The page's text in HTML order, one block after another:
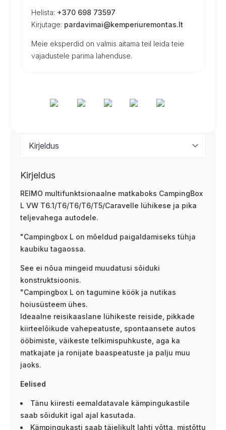
Helista: +370 698 73597
Kirjutage: pardavimai@kemperiuremontas.lt
Meie eksperdid on valmis aitama teil leida teie
vajadustele parima lahenduse.
Kirjeldus
REIMO multifunktsionaalne matkaboks CampingBox
L VW T6.1/T6/T6/T6/T5/Caravelle lühikese ja pika
teljevahega autodele.
"Campingbox L on mõeldud paigaldamiseks tühja
kaubiku tagaossa.
See ei nõua mingeid muudatusi sõiduki
konstruktsioonis.
"Campingbox L on tagumine köök ja nutikas
hoiusüsteem ühes.
Ideaalne reisikaaslane lühikeste reiside, pikkade
kiirteelõikude vahepeatuste, spontaansete autos
ööbimiste, väikeste telkimispuhkuste, aga ka
matkajate ja ronijate baaspeatuste ja palju muu
jaoks.
Eelised
Tänu kiiresti eemaldatavale kämpingukastile
saab sõidukit igal ajal kasutada.
Kämpingukasti saab täielikult lahti võtta, mistõttu